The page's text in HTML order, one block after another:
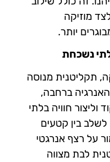
מוזיקה
יותר.
נשכחת
תקליטנית מנוסה
ברחבה,
חוויה בלתי
בין קטעים
על רצף אנרגטי
לבת מצווה